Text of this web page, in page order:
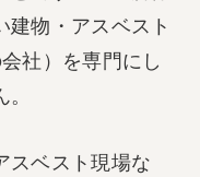
建物・アスベスト
社）を専門にし
スベスト現場な